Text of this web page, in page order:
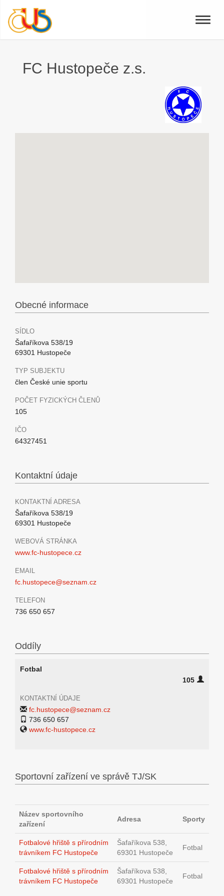
Toggle
FC Hustopeče z.s.
Obecné informace
SÍDLO
Šafaříkova 538/19
69301 Hustopeče
TYP SUBJEKTU
člen České unie sportu
POČET FYZICKÝCH ČLENŮ
105
IČO
64327451
Kontaktní údaje
KONTAKTNÍ ADRESA
Šafaříkova 538/19
69301 Hustopeče
WEBOVÁ STRÁNKA
www.fc-hustopece.cz
EMAIL
fc.hustopece@seznam.cz
TELEFON
736 650 657
Oddíly
Fotbal
105
KONTAKTNÍ ÚDAJE
fc.hustopece@seznam.cz
736 650 657
www.fc-hustopece.cz
Sportovní zařízení ve správě TJ/SK
Název sportovního
zařízení
Adresa Sporty
Fotbalové hřiště s přírodním
trávníkem FC Hustopeče
Šafaříkova 538,
69301 Hustopeče
Fotbal
Fotbalové hřiště s přírodním
trávníkem FC Hustopeče
Šafaříkova 538,
69301 Hustopeče
Fotbal